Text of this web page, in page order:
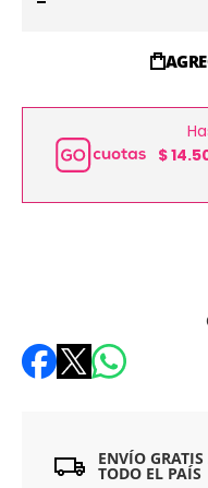
$
ENVÍO
TODO EL PAÍS